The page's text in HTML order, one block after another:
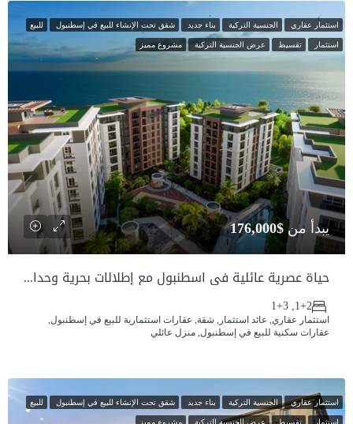
استثمار عقاري الجنسية التركية بناء جديد شقق تحت الإنشاء للبيع في إسطنبول للبيع
استثمار تقسيط عرض الجنسية التركية مشروع مميز
يبدأ من $176,000
حياة عصرية عائلية في اسطنبول مع إطلالات بحرية وحدائق – استثمار للحصول على الجنسية التركية
1+2, 1+3
استثمار عقاري, عائد استثمار, شقة, عقارات استثمارية للبيع في إسطنبول,
عقارات سكنية للبيع في إسطنبول, منزل عائلي
استثمار عقاري الجنسية التركية بناء جديد شقق تحت الإنشاء للبيع في إسطنبول للبيع
استثمار تقسيط عرض الجنسية التركية مشروع مميز